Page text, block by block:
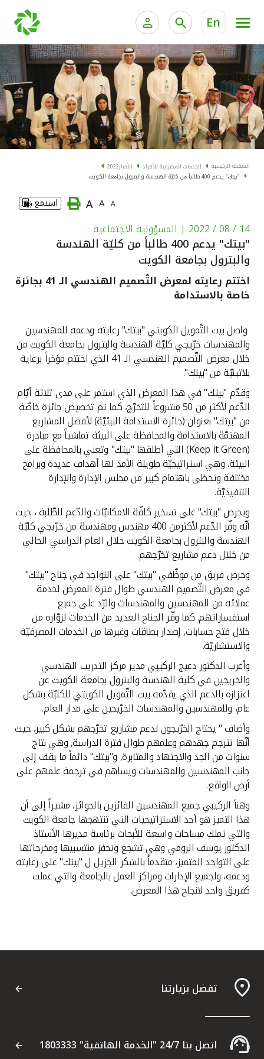
En
الخدمات المصرفية الإلكترونية للأفراد
الخدمات المصرفية الإلكترونية للشركات
خدمة "بيتك" للتداول الإلكتروني
الخدمات المصرفية للأفراد الخدمات المالية الخاصة
الحسابات المصرفية
البطاقات
"برامج العملاء"
الاستثمار
القنوات المصرفية
خدمات ما بعد البيع
اتصل بنا
مواقع الفروع وأجهزة الصرف الآلي
ألمانيا
ماليزيا
تركيا
مصر
المملكة المتحدة
مملكة البحرين
الصفحة الرئيسية الخدمات المصرفية للأفراد الأخبار2022
"بيتك" يدعم 400 طالباً من كليّة الهندسة والبترول بجامعة الكويت
A
A
A استمع
14 / 08 / 2022 | المسؤولية الاجتماعية
"بيتك" يدعم 400 طالباً من كليّة الهندسة
والبترول بجامعة الكويت
اختتم رعايته لمعرض التّصميم الهندسي الـ 41 بجائزة
خاصة بالاستدامة
واصل بيت التّمويل الكويتي "بيتك" رعايته ودعمه للمهندسين
والمهندسات خرّيجي كليّة الهندسة والبترول بجامعة الكويت من
خلال معرض التّصميم الهندسي الـ 41 الذي اختتم مؤخراً برعاية
بلاتينيّة من "بيتك".
وقدّم "بيتك" في هذا المعرض الذي استمر على مدى ثلاثة أيّام
الدّعم لأكثر من 50 مشروعاً للتخرّج، كما تم تخصيص جائزة خاصّة
من "بيتك" بعنوان (جائزة الاستدامة البيئيّة) لأفضل المشاريع
المهتمّة بالاستدامة والمحافظة على البيئة تماشياً مع مبادرة
(Keep it Green) التي أطلقها "بيتك" وتعني بالمحافظة على
البيئة، وهي استراتيجيّة طويلة الأمد لها أهداف عديدة وبرامج
مختلفة وتحظى باهتمام كبير من مجلس الإدارة والإدارة
التنفيذيّة.
ويحرص "بيتك" على تسخير كافّة الامكانيّات والدّعم للطّلبة ، حيث
أنّه وفّر الدّعم لأكثرمن 400 مهندس ومهندسة من خرّيجي كليّة
الهندسة والبترول بجامعة الكويت خلال العام الدراسي الحالي
من خلال دعم مشاريع تخرّجهم.
وحرص فريق من موظّفي "بيتك" على التواجد في جناح "بيتك"
في معرض التّصميم الهندسي طوال فترة المعرض لخدمة
عملائه من المهندسين والمهندسات والرّد على جميع
استفساراتهم. كما وفّر الجناح العديد من الخدمات لزوّاره من
خلال فتح حسابات, إصدار بطاقات وغيرها من الخدمات المصرفيّة
والاستشاريّة.
وأعرب الدكتور دعيج الركيبي مدير مركز التدريب الهندسي
والخريجين في كلية الهندسة والبترول بجامعة الكويت عن
اعتزازه بالدعم الذي يقدّمه بيت التّمويل الكويتي للكليّة بشكل
عام، وللمهندسين والمهندسات الخرّيجين على مدار العام.
وأضاف " يحتاج الخرّيجون لدعم مشاريع تخرّجهم بشكل كبير، حيث
أنّها تترجم جهدهم وعلمهم طوال فترة الدراسة, وهي نتاج
سنوات من الجد والاجتهاد والمثابرة, و"بيتك" دائماً ما يقف إلى
جانب المهندسين والمهندسات ويساهم في ترجمة علمهم على
أرض الواقع.
وهنأ الركيبي جميع المهندسين الفائزين بالجوائز، مشيراً إلى أن
هذا التميز هو أحد الاستراتيجيات التي تنتهجها جامعة الكويت
والتي تملك مساحات واسعة للأبحاث برئاسة مديرها الأستاذ
الدكتور يوسف الرومي وهي تشجع وتحفز منتسبيها ومخرجاتها
على التواجد المتميز، متقدماً بالشكر الجزيل ل "بيتك" على رعايته
ودعمه، ولجميع الإدارات ومراكز العمل بالجامعة والتي عملت
كفريق واحد لانجاح هذا المعرض.
تفضل بزيارتنا
اتصل بنا 24/7 "الخدمة الهاتفية" 1803333